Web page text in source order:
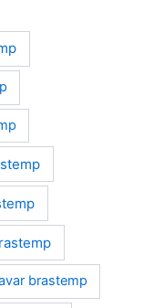
brastemp